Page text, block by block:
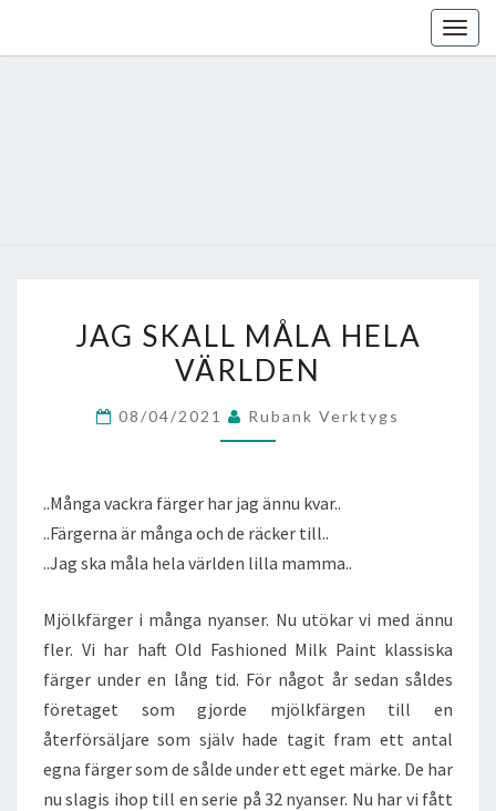
SKALL
MÅLA
JAG SKALL MÅLA HELA
VÄRLDEN
08/04/2021 Rubank Verktygs
..Många vackra färger har jag ännu kvar..
..Färgerna är många och de räcker till..
..Jag ska måla hela världen lilla mamma..
Mjölkfärger i många nyanser. Nu utökar vi med ännu
fler. Vi har haft Old Fashioned Milk Paint klassiska
färger under en lång tid. För något år sedan såldes
företaget som gjorde mjölkfärgen till en
återförsäljare som själv hade tagit fram ett antal
egna färger som de sålde under ett eget märke. De har
nu slagis ihop till en serie på 32 nyanser. Nu har vi fått